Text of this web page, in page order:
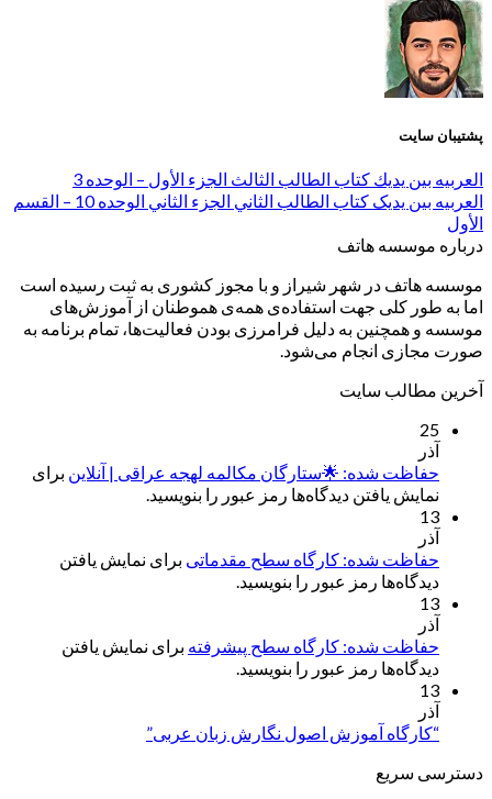
پشتیبان سایت
العربیه بین یدیك کتاب الطالب الثالث الجزء الأول – الوحده 3
العربیه بین یدیک کتاب الطالب الثاني الجزء الثاني الوحده 10 – القسم
الأول
درباره موسسه هاتف
موسسه هاتف در شهر شیراز و با مجوز کشوری به ثبت رسیده است
اما به طور کلی جهت استفاده‌ی همه‌ی هموطنان از آموزش‌های
موسسه و همچنین به دلیل فرامرزی بودن فعالیت‌ها، تمام برنامه به
صورت مجازی انجام می‌شود.
آخرین مطالب سایت
25
آذر
حفاظت شده: 🌟ستارگان مکالمه لهجه عراقی | آنلاین برای
نمایش یافتن دیدگاه‌ها رمز عبور را بنویسید.
13
آذر
حفاظت شده: کارگاه سطح مقدماتی برای نمایش یافتن
دیدگاه‌ها رمز عبور را بنویسید.
13
آذر
حفاظت شده: کارگاه سطح پیشرفته برای نمایش یافتن
دیدگاه‌ها رمز عبور را بنویسید.
13
آذر
“کارگاه آموزش اصول نگارش زبان عربی”
دسترسی سریع